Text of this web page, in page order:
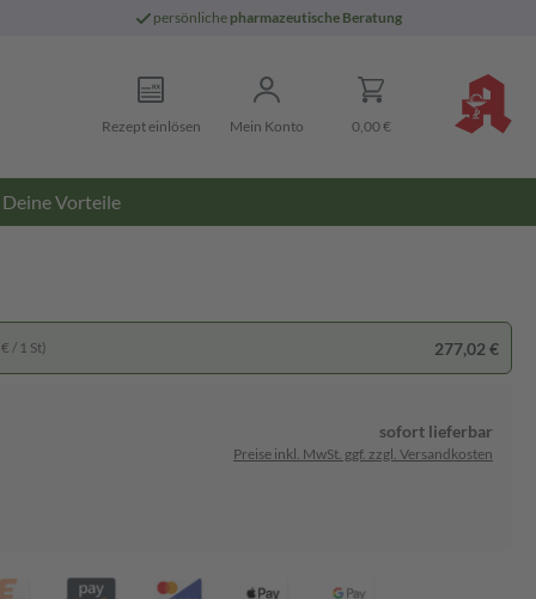
persönliche pharmazeutische Beratung
Rezept einlösen Mein Konto 0,00 €
Deine Vorteile
/ 1 St) 277,02 €
sofort lieferbar
Preise inkl. MwSt. ggf. zzgl. Versandkosten